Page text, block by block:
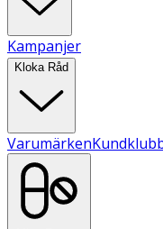
Kampanjer
Kloka Råd
Varumärken